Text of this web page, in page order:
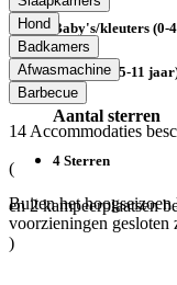
Baby's/kleuters (0-
Kinderen (5-11
Aantal sterren
4 Sterren
Buiten het
voorzieningen gesloten
Hond
Badkamers
Afwasmachine
Barbecue
14 Accommodaties
(
en2kampeerplaatsen
)